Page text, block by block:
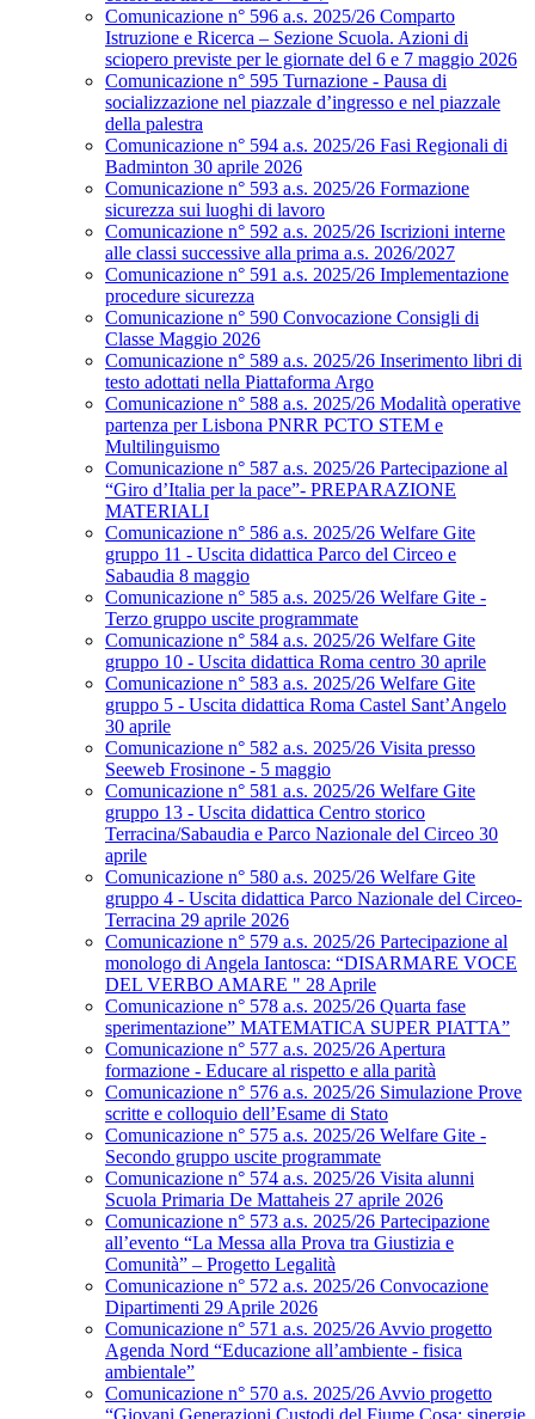
Comunicazione n° 596 a.s. 2025/26 Comparto
Istruzione e Ricerca – Sezione Scuola. Azioni di
sciopero previste per le giornate del 6 e 7 maggio 2026
Comunicazione n° 595 Turnazione - Pausa di
socializzazione nel piazzale d’ingresso e nel piazzale
della palestra
Comunicazione n° 594 a.s. 2025/26 Fasi Regionali di
Badminton 30 aprile 2026
Comunicazione n° 593 a.s. 2025/26 Formazione
sicurezza sui luoghi di lavoro
Comunicazione n° 592 a.s. 2025/26 Iscrizioni interne
alle classi successive alla prima a.s. 2026/2027
Comunicazione n° 591 a.s. 2025/26 Implementazione
procedure sicurezza
Comunicazione n° 590 Convocazione Consigli di
Classe Maggio 2026
Comunicazione n° 589 a.s. 2025/26 Inserimento libri di
testo adottati nella Piattaforma Argo
Comunicazione n° 588 a.s. 2025/26 Modalità operative
partenza per Lisbona PNRR PCTO STEM e
Multilinguismo
Comunicazione n° 587 a.s. 2025/26 Partecipazione al
“Giro d’Italia per la pace”- PREPARAZIONE
MATERIALI
Comunicazione n° 586 a.s. 2025/26 Welfare Gite
gruppo 11 - Uscita didattica Parco del Circeo e
Sabaudia 8 maggio
Comunicazione n° 585 a.s. 2025/26 Welfare Gite -
Terzo gruppo uscite programmate
Comunicazione n° 584 a.s. 2025/26 Welfare Gite
gruppo 10 - Uscita didattica Roma centro 30 aprile
Comunicazione n° 583 a.s. 2025/26 Welfare Gite
gruppo 5 - Uscita didattica Roma Castel Sant’Angelo
30 aprile
Comunicazione n° 582 a.s. 2025/26 Visita presso
Seeweb Frosinone - 5 maggio
Comunicazione n° 581 a.s. 2025/26 Welfare Gite
gruppo 13 - Uscita didattica Centro storico
Terracina/Sabaudia e Parco Nazionale del Circeo 30
aprile
Comunicazione n° 580 a.s. 2025/26 Welfare Gite
gruppo 4 - Uscita didattica Parco Nazionale del Circeo-
Terracina 29 aprile 2026
Comunicazione n° 579 a.s. 2025/26 Partecipazione al
monologo di Angela Iantosca: “DISARMARE VOCE
DEL VERBO AMARE " 28 Aprile
Comunicazione n° 578 a.s. 2025/26 Quarta fase
sperimentazione” MATEMATICA SUPER PIATTA”
Comunicazione n° 577 a.s. 2025/26 Apertura
formazione - Educare al rispetto e alla parità
Comunicazione n° 576 a.s. 2025/26 Simulazione Prove
scritte e colloquio dell’Esame di Stato
Comunicazione n° 575 a.s. 2025/26 Welfare Gite -
Secondo gruppo uscite programmate
Comunicazione n° 574 a.s. 2025/26 Visita alunni
Scuola Primaria De Mattaheis 27 aprile 2026
Comunicazione n° 573 a.s. 2025/26 Partecipazione
all’evento “La Messa alla Prova tra Giustizia e
Comunità” – Progetto Legalità
Comunicazione n° 572 a.s. 2025/26 Convocazione
Dipartimenti 29 Aprile 2026
Comunicazione n° 571 a.s. 2025/26 Avvio progetto
Agenda Nord “Educazione all’ambiente - fisica
ambientale”
Comunicazione n° 570 a.s. 2025/26 Avvio progetto